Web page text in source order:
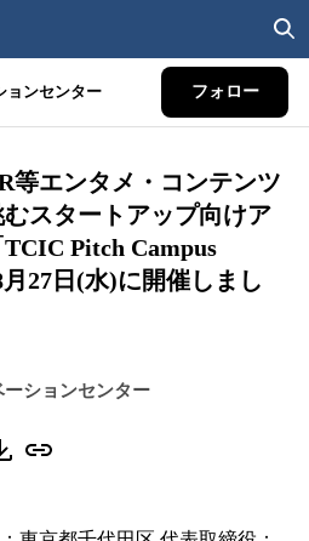
ョンセンター フォロー
等エンタメ・コンテンツ
スタートアップ向けア
Pitch Campus
27日(水)に開催しまし
ションセンター